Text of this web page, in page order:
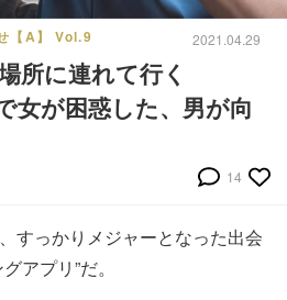
【A】 Vol.9 2021.04.29
所に連れて行く
女が困惑した、男が向
14
すっかりメジャーとなった出会
アプリ”だ。